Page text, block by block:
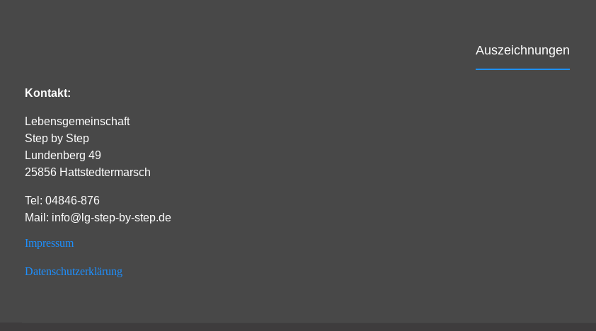
Kontakt:
Lebensgemeinschaft
Step by Step
Lundenberg 49
25856 Hattstedtermarsch
Tel: 04846-876
Mail: info@lg-step-by-step.de
Impressum
Datenschutzerklärung
Auszeichnungen